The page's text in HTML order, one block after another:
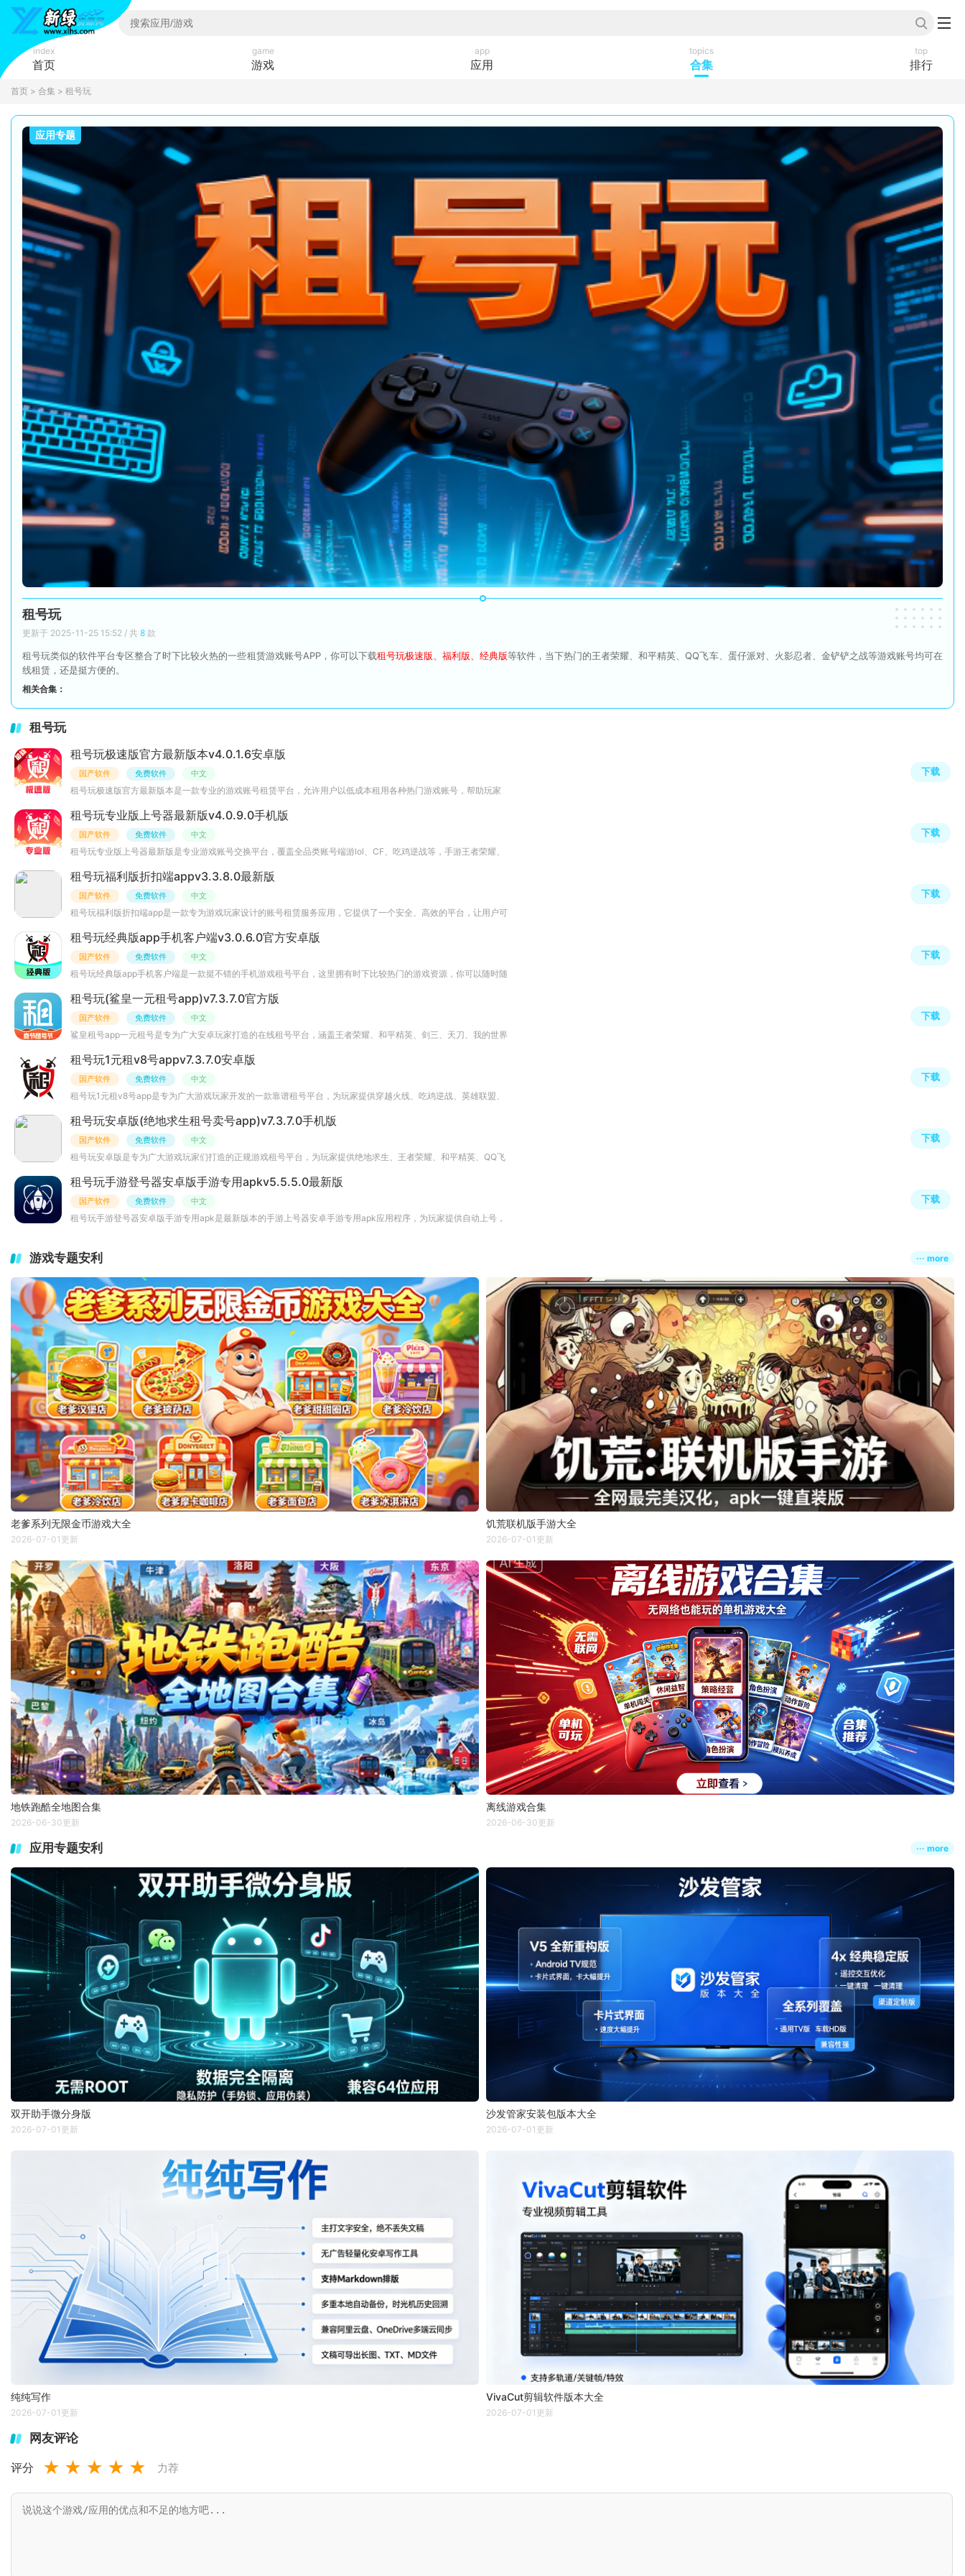
index
首页
game
游戏
app
应用
topics
合集
top
排行
首页 > 合集 > 租号玩
应用专题
租号玩
更新于 2025-11-25 15:52 / 共 8 款
租号玩类似的软件平台专区整合了时下比较火热的一些租赁游戏账号APP，你可以下载租号玩极速版、福利版、经典版等软件，当下热门的王者荣耀、和平精英、QQ飞车、蛋仔派对、火影忍者、金铲铲之战等游戏账号均可在
线租赁，还是挺方便的。
相关合集：
租号玩
租号玩极速版官方最新版本v4.0.1.6安卓版
国产软件 免费软件 中文
租号玩极速版官方最新版本是一款专业的游戏账号租赁平台，允许用户以低成本租用各种热门游戏账号，帮助玩家
下载
租号玩专业版上号器最新版v4.0.9.0手机版
国产软件 免费软件 中文
租号玩专业版上号器最新版是专业游戏账号交换平台，覆盖全品类账号端游lol、CF、吃鸡逆战等，手游王者荣耀、
下载
租号玩福利版折扣端appv3.3.8.0最新版
国产软件 免费软件 中文
租号玩福利版折扣端app是一款专为游戏玩家设计的账号租赁服务应用，它提供了一个安全、高效的平台，让用户可
下载
租号玩经典版app手机客户端v3.0.6.0官方安卓版
国产软件 免费软件 中文
租号玩经典版app手机客户端是一款挺不错的手机游戏租号平台，这里拥有时下比较热门的游戏资源，你可以随时随
下载
租号玩(鲨皇一元租号app)v7.3.7.0官方版
国产软件 免费软件 中文
鲨皇租号app一元租号是专为广大安卓玩家打造的在线租号平台，涵盖王者荣耀、和平精英、剑三、天刀、我的世界
下载
租号玩1元租v8号appv7.3.7.0安卓版
国产软件 免费软件 中文
租号玩1元租v8号app是专为广大游戏玩家开发的一款靠谱租号平台，为玩家提供穿越火线、吃鸡逆战、英雄联盟、
下载
租号玩安卓版(绝地求生租号卖号app)v7.3.7.0手机版
国产软件 免费软件 中文
租号玩安卓版是专为广大游戏玩家们打造的正规游戏租号平台，为玩家提供绝地求生、王者荣耀、和平精英、QQ飞
下载
租号玩手游登号器安卓版手游专用apkv5.5.5.0最新版
国产软件 免费软件 中文
租号玩手游登号器安卓版手游专用apk是最新版本的手游上号器安卓手游专用apk应用程序，为玩家提供自动上号，
下载
游戏专题安利 ··· more
老爹系列无限金币游戏大全
2026-07-01更新
饥荒联机版手游大全
2026-07-01更新
地铁跑酷全地图合集
2026-06-30更新
离线游戏合集
2026-06-30更新
应用专题安利 ··· more
双开助手微分身版
2026-07-01更新
沙发管家安装包版本大全
2026-07-01更新
纯纯写作
2026-07-01更新
VivaCut剪辑软件版本大全
2026-07-01更新
网友评论
评分 ★ ★ ★ ★ ★ 力荐